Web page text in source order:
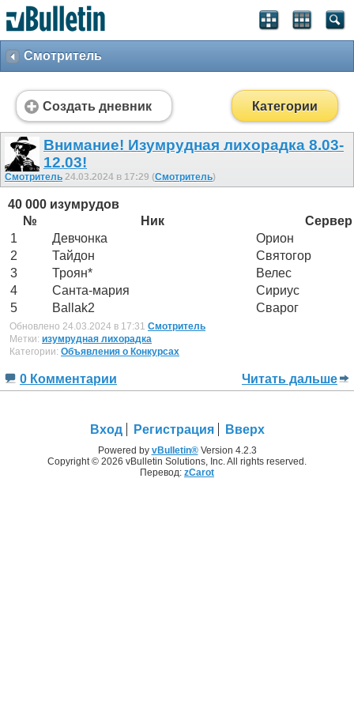
Смотритель
Создать дневник Категории
Внимание! Изумрудная лихорадка 8.03-
12.03!
Смотритель 24.03.2024 в 17:29 (Смотритель)
40 000 изумрудов
№
Ник
Сервер
1
Девчонка
Орион
2
Тайдон
Святогор
3
Троян*
Велес
4
Санта-мария
Сириус
5
Ballak2 Сварог
Обновлено 24.03.2024 в 17:31 Смотритель
Метки: изумрудная лихорадка
Категории: Объявления о Конкурсах
0 Комментарии Читать дальше
Вход Регистрация Вверх
Powered by vBulletin®Version 4.2.3
Copyright © 2026 vBulletin Solutions, Inc. All rights reserved.
Перевод: zCarot